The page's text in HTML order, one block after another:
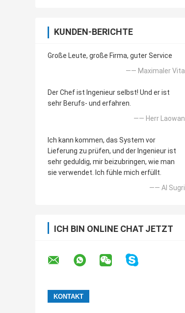
KUNDEN-BERICHTE
Große Leute, große Firma, guter Service
—— Maximaler Vita
Der Chef ist Ingenieur selbst! Und er ist
sehr Berufs- und erfahren.
—— Herr Laowan
Ich kann kommen, das System vor
Lieferung zu prüfen, und der Ingenieur ist
sehr geduldig, mir beizubringen, wie man
sie verwendet. Ich fühle mich erfüllt.
—— Al Sugri
ICH BIN ONLINE CHAT JETZT